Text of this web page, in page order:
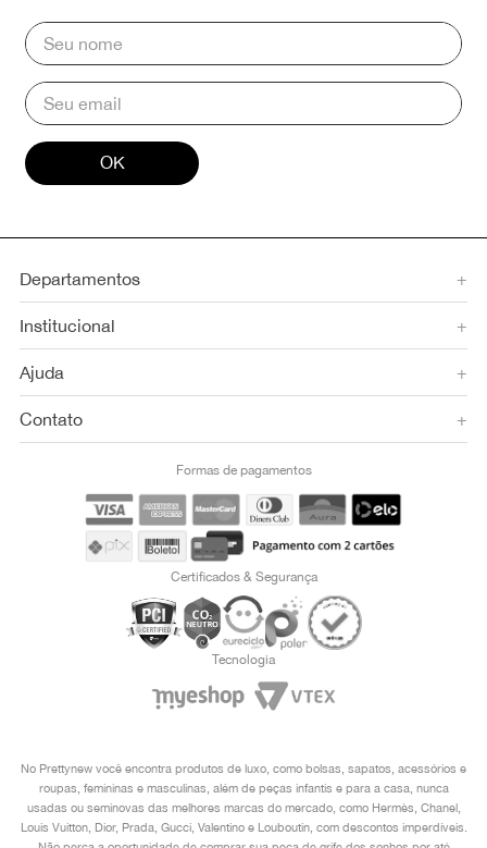
OK
Departamentos +
Institucional +
Ajuda +
Contato +
Formas de pagamentos
Certificados & Segurança
Tecnologia
No Prettynew você encontra produtos de luxo, como bolsas, sapatos, acessórios e
roupas, femininas e masculinas, além de peças infantis e para a casa, nunca
usadas ou seminovas das melhores marcas do mercado, como Hermès, Chanel,
Louis Vuitton, Dior, Prada, Gucci, Valentino e Louboutin, com descontos imperdíveis.